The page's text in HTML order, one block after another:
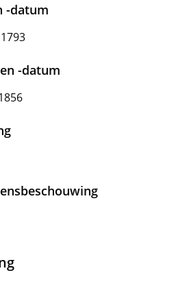
-datum
-datum